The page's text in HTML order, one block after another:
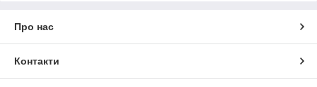
Про нас
Контакти